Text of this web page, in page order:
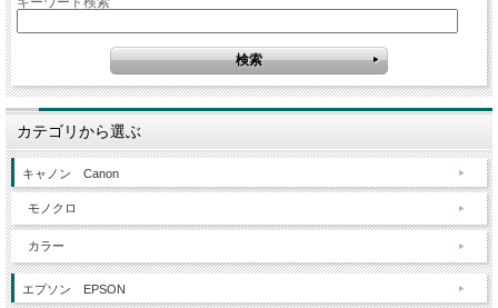
カテゴリから選ぶ
キャノン Canon
モノクロ
カラー
エプソン EPSON